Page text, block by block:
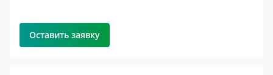
Оставить заявку